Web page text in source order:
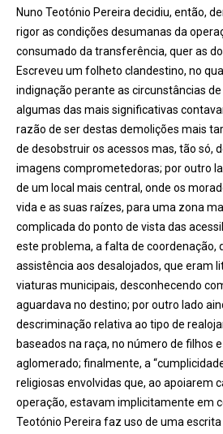
Nuno Teotónio Pereira decidiu, então,
rigor as condições desumanas da
consumado da transferência, quer as
Escreveu um folheto clandestino, no
indignação perante as circunstâncias
algumas das mais significativas
razão de ser destas demolições mais
de desobstruir os acessos mas, tão só,
imagens comprometedoras; por outro
de um local mais central, onde os
vida e as suas raízes, para uma zona
complicada do ponto de vista das
este problema, a falta de coordenação,
assistência aos desalojados, que eram
viaturas municipais, desconhecendo
aguardava no destino; por outro lado
descriminação relativa ao tipo de
baseados na raça, no número de filhos
aglomerado; finalmente, a
religiosas envolvidas que, ao apoiarem
operação, estavam implicitamente em
Teotónio Pereira faz uso de uma